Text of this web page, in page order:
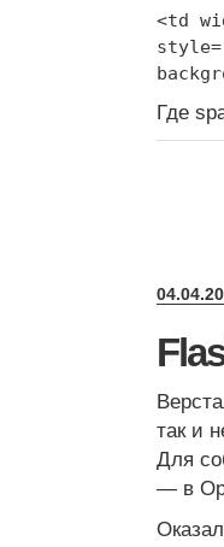
<td
Где
так и
Для
— в